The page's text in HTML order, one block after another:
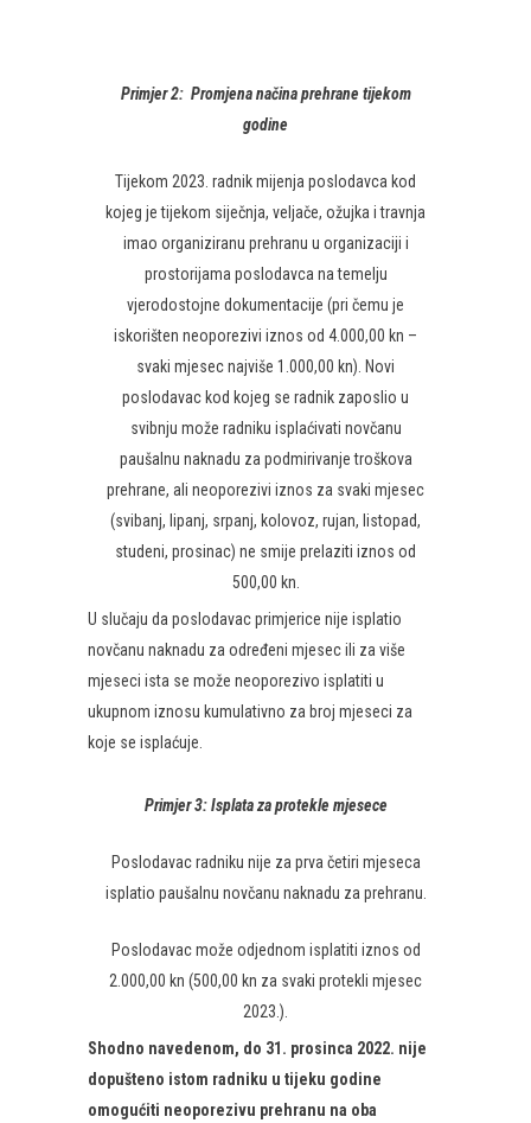
Primjer 2: Promjena načina prehrane tijekom
godine
Tijekom 2023. radnik mijenja poslodavca kod
kojeg je tijekom siječnja, veljače, ožujka i travnja
imao organiziranu prehranu u organizaciji i
prostorijama poslodavca na temelju
vjerodostojne dokumentacije (pri čemu je
iskorišten neoporezivi iznos od 4.000,00 kn –
svaki mjesec najviše 1.000,00 kn). Novi
poslodavac kod kojeg se radnik zaposlio u
svibnju može radniku isplaćivati novčanu
paušalnu naknadu za podmirivanje troškova
prehrane, ali neoporezivi iznos za svaki mjesec
(svibanj, lipanj, srpanj, kolovoz, rujan, listopad,
studeni, prosinac) ne smije prelaziti iznos od
500,00 kn.
U slučaju da poslodavac primjerice nije isplatio
novčanu naknadu za određeni mjesec ili za više
mjeseci ista se može neoporezivo isplatiti u
ukupnom iznosu kumulativno za broj mjeseci za
koje se isplaćuje.
Primjer 3:Isplata za protekle mjesece
Poslodavac radniku nije za prva četiri mjeseca
isplatio paušalnu novčanu naknadu za prehranu.
Poslodavac može odjednom isplatiti iznos od
2.000,00 kn (500,00 kn za svaki protekli mjesec
2023.).
Shodno navedenom, do 31. prosinca 2022. nije
dopušteno istom radniku u tijeku godine
omogućiti neoporezivu prehranu na oba